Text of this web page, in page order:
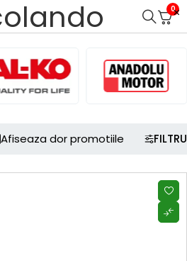
0
FILTRU
Afiseaza dor promotiile